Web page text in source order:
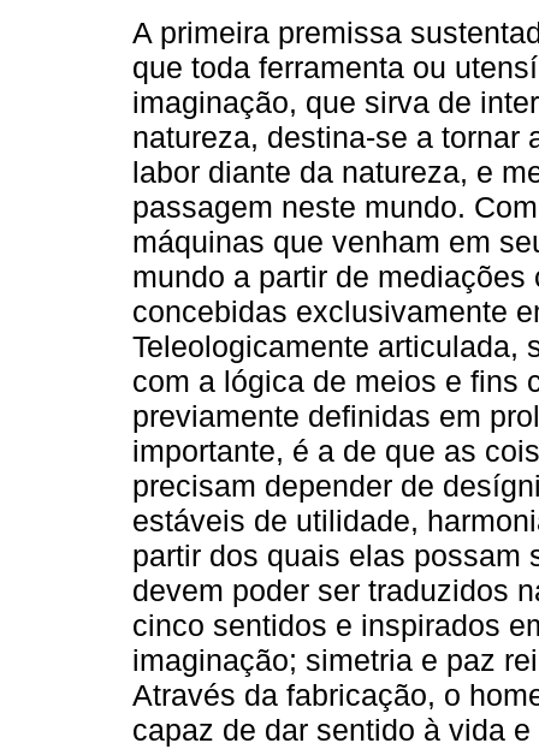
A primeira premissa
que toda ferramenta ou
imaginação, que sirva de
natureza, destina-se a tornar
labor diante da natureza, e
passagem neste mundo.
máquinas que venham em
mundo a partir de
concebidas exclusivamente
Teleologicamente articulada,
com a lógica de meios e fins
previamente definidas em
importante, é a de que as
precisam depender de
estáveis de utilidade,
partir dos quais elas possam
devem poder ser traduzidos
cinco sentidos e inspirados
imaginação; simetria e paz
Através da fabricação, o
capaz de dar sentido à vida